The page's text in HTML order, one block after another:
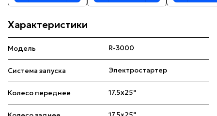
Характеристики
Модель R-3000
Система запуска Электростартер
Колесо переднее 17.5х25"